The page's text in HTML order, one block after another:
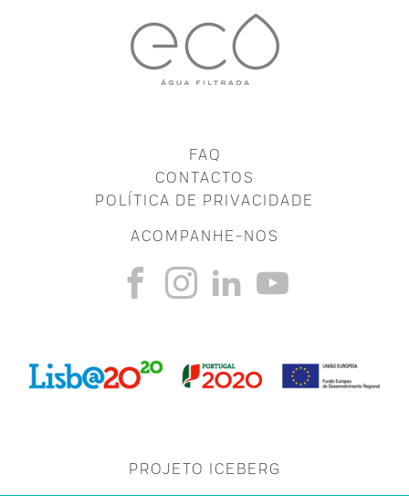
FAQ
CONTACTOS
POLÍTICA DE PRIVACIDADE
ACOMPANHE-NOS
PROJETO ICEBERG